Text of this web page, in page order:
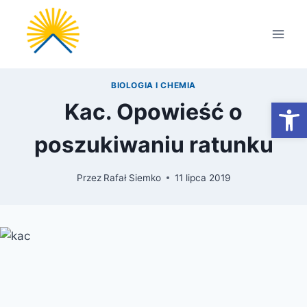
Przejdź
treści
BIOLOGIA I CHEMIA
Kac. Opowieść o
poszukiwaniu ratunku
Przez Rafał Siemko 11 lipca 2019